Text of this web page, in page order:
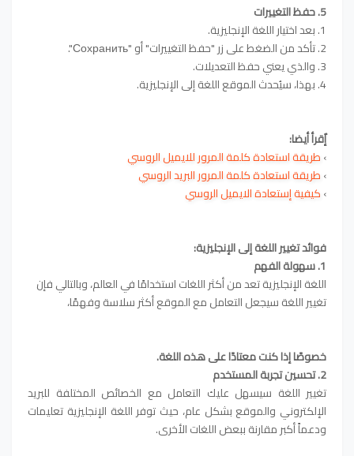
5. حفظ التغييرات
1. بعد اختيار اللغة الإنجليزية.
2. تأكد من الضغط على زر "حفظ التغييرات" أو "Сохранить".
3. والذي يعني حفظ التعديلات.
4. بهذا، سيُحدث الموقع اللغة إلى الإنجليزية.
إٌقرأ أيضا:
›طريقة استعادة كلمة المرور للايميل الروسي
›طريقة استعادة كلمة المرور البريد الروسي
›كيفية إستعادة الايميل الروسي
فوائد تغيير اللغة إلى الإنجليزية:
1. سهولة الفهم
اللغة الإنجليزية تعد من أكثر اللغات استخدامًا في العالم، وبالتالي فإن
تغيير اللغة سيجعل التعامل مع الموقع أكثر سلاسة وفهمًا،
خصوصًا إذا كنت معتادًا على هذه اللغة.
2. تحسين تجربة المستخدم
تغيير اللغة سيسهل عليك التعامل مع الخصائص المختلفة للبريد
الإلكتروني والموقع بشكل عام، حيث توفر اللغة الإنجليزية تعليمات
ودعماً أكبر مقارنة ببعض اللغات الأخرى.